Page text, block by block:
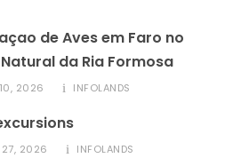
de Aves em Faro no
da Ria Formosa
2026 INFOLANDS
27, 2026 INFOLANDS